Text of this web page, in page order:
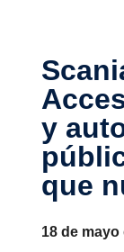
Scania Charging
y
que
18 de mayo